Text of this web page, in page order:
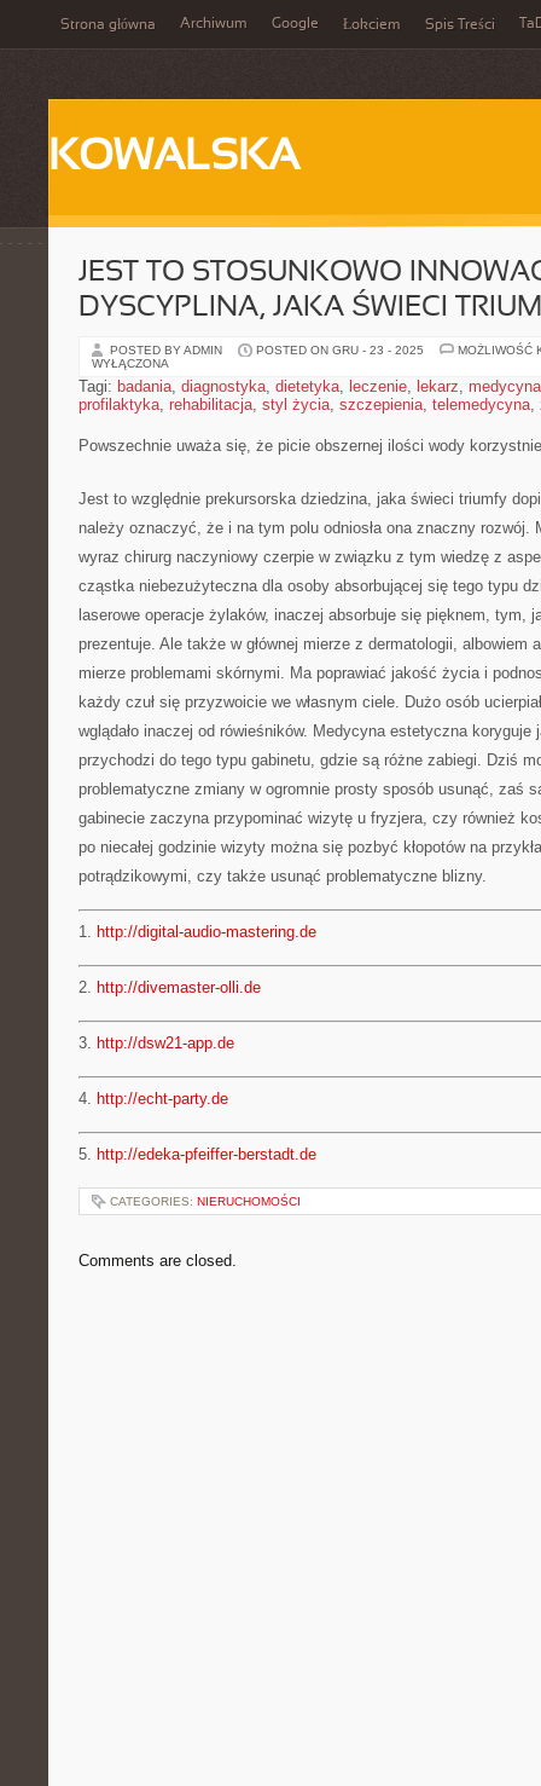
Strona główna Archiwum Google Łokciem Spis Treści
KOWALSKA
JEST TO STOSUNKOWO
DYSCYPLINA, JAKA ŚWIECI
POSTED BY ADMIN POSTED ON GRU - 23 - 2025
MOŻLIWOŚĆ
WYŁĄCZONA
Tagi: badania, diagnostyka, dietetyka, leczenie, lekarz, medycyna
profilaktyka, rehabilitacja, styl życia, szczepienia, telemedycyna,
Powszechnie uważa się, że picie obszernej ilości wody korzystnie
Jest to względnie prekursorska dziedzina, jaka świeci triumfy
należy oznaczyć, że i na tym polu odniosła ona znaczny rozwój.
wyraz chirurg naczyniowy czerpie w związku z tym wiedzę z
cząstka niebezużyteczna dla osoby absorbującej się tego typu
laserowe operacje żylaków, inaczej absorbuje się pięknem, tym,
prezentuje. Ale także w głównej mierze z dermatologii, albowiem
mierze problemami skórnymi. Ma poprawiać jakość życia i
każdy czuł się przyzwoicie we własnym ciele. Dużo osób
wglądało inaczej od rówieśników. Medycyna estetyczna
przychodzi do tego typu gabinetu, gdzie są różne zabiegi. Dziś
problematyczne zmiany w ogromnie prosty sposób usunąć, zaś
gabinecie zaczyna przypominać wizytę u fryzjera, czy również
po niecałej godzinie wizyty można się pozbyć kłopotów na
potrądzikowymi, czy także usunąć problematyczne blizny.
1. http://digital-audio-mastering.de
2. http://divemaster-olli.de
3. http://dsw21-app.de
4. http://echt-party.de
5. http://edeka-pfeiffer-berstadt.de
CATEGORIES: NIERUCHOMOŚCI
Comments are closed.